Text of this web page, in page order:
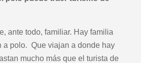
ante todo, familiar. Hay familia
a polo. Que viajan a donde hay
mucho más que el turista de